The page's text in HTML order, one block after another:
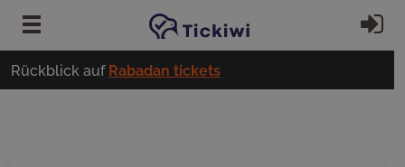
Zum Hauptinhalt springen
Rückblick auf Rabadan tickets